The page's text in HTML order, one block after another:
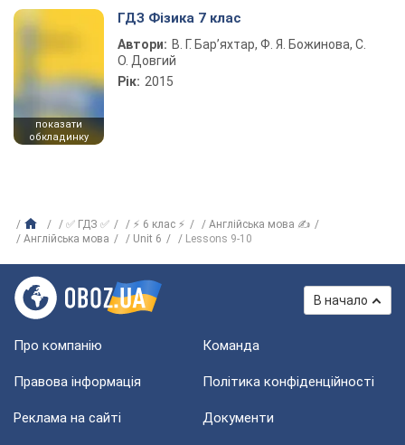
показати
обкладинку
ГДЗ Фізика 7 клас
Автори: В. Г. Бар’яхтар, Ф. Я. Божинова, С.
О. Довгий
Рік: 2015
✅ ГДЗ ✅ ⚡ 6 клас ⚡
Англійська мова ✍
Англійська мова
Unit 6 Lessons 9-10
В начало
Про компанію Команда
Правова інформація Політика конфіденційності
Реклама на сайті Документи